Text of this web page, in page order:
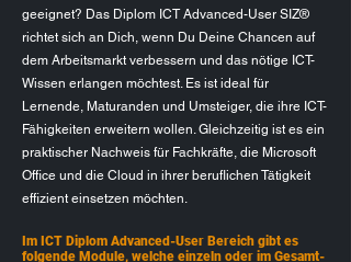
geeignet? Das Diplom ICT Advanced-User SIZ®
richtet sich an Dich, wenn Du Deine Chancen auf
dem Arbeitsmarkt verbessern und das nötige ICT-
Wissen erlangen möchtest. Es ist ideal für
Lernende, Maturanden und Umsteiger, die ihre ICT-
Fähigkeiten erweitern wollen. Gleichzeitig ist es ein
praktischer Nachweis für Fachkräfte, die Microsoft
Office und die Cloud in ihrer beruflichen Tätigkeit
effizient einsetzen möchten.
Im ICT Diplom Advanced-User Bereich gibt es
folgende Module, welche einzeln oder im Gesamt-